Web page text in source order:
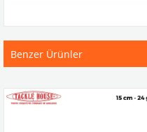
Benzer Ürünler